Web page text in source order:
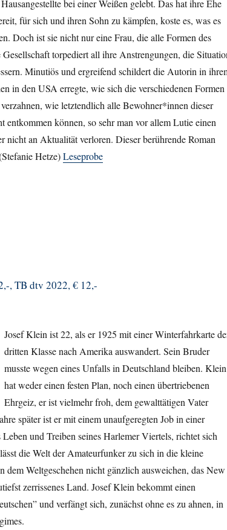
bei einer Weißen gelebt. Das hat ihre Ehe
für sich und ihren Sohn zu kämpfen, koste es, was es
Doch ist sie nicht nur eine Frau, die alle Formen des
Gesellschaft torpediert all ihre Anstrengungen, die
Minutiös und ergreifend schildert die Autorin in
in den USA erregte, wie sich die verschiedenen Formen
wie letztendlich alle Bewohner*innen dieser
entkommen können, so sehr man vor allem Lutie einen
nicht an Aktualität verloren. Dieser berührende Roman
Hetze)Leseprobe
, TB dtv 2022, € 12,-
Josef Klein ist 22, als er 1925 mit einer Winterfahrkarte
dritten Klasse nach Amerika auswandert. Sein Bruder
musste wegen eines Unfalls in Deutschland bleiben. Klein
hat weder einen festen Plan, noch einen übertriebenen
Ehrgeiz, er ist vielmehr froh, dem gewalttätigen Vater
später ist er mit einem unaufgeregten Job in einer
und Treiben seines Harlemer Viertels, richtet sich
die Welt der Amateurfunker zu sich in die kleine
dem Weltgeschehen nicht gänzlich ausweichen, das New
zerrissenes Land. Josef Klein bekommt einen
und verfängt sich, zunächst ohne es zu ahnen, in